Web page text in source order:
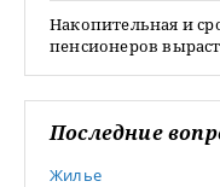
Накопительная и
пенсионеров
Последние
Жилье